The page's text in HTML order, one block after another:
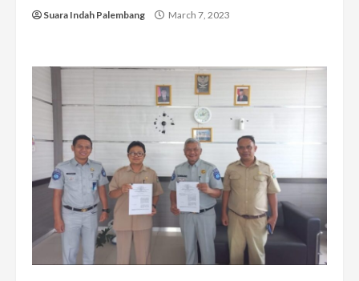
Suara Indah Palembang March 7, 2023